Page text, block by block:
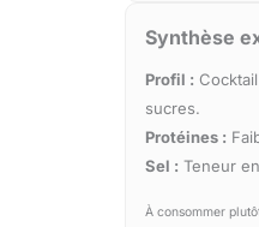
Synthèse
Profil :
sucres.
Protéines :
Sel : Teneur
À consommer